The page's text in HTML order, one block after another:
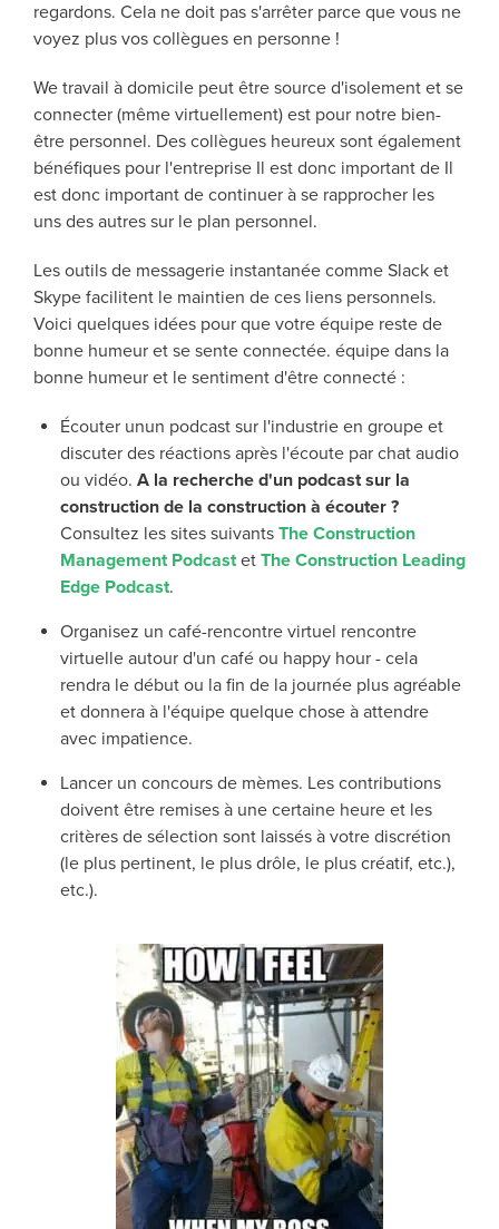
regardons. Cela ne doit pas s'arrêter parce que vous ne
voyez plus vos collègues en personne !
We travail à domicile peut être source d'isolement et se
connecter (même virtuellement) est pour notre bien-
être personnel. Des collègues heureux sont également
bénéfiques pour l'entreprise Il est donc important de Il
est donc important de continuer à se rapprocher les
uns des autres sur le plan personnel.
Les outils de messagerie instantanée comme Slack et
Skype facilitent le maintien de ces liens personnels.
Voici quelques idées pour que votre équipe reste de
bonne humeur et se sente connectée. équipe dans la
bonne humeur et le sentiment d'être connecté :
Écouter unun podcast sur l'industrie en groupe et
discuter des réactions après l'écoute par chat audio
ou vidéo. A la recherche d'un podcast sur la
construction de la construction à écouter ?
Consultez les sites suivants The Construction
Management Podcastet The Construction Leading
Edge Podcast.
Organisez un café-rencontre virtuel rencontre
virtuelle autour d'un café ou happy hour - cela
rendra le début ou la fin de la journée plus agréable
et donnera à l'équipe quelque chose à attendre
avec impatience.
Lancer un concours de mèmes. Les contributions
doivent être remises à une certaine heure et les
critères de sélection sont laissés à votre discrétion
(le plus pertinent, le plus drôle, le plus créatif, etc.),
etc.).